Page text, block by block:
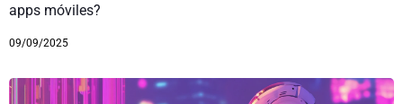
apps móviles?
09/09/2025